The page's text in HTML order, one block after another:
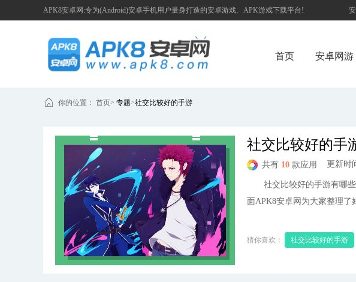
APK8安卓网:专为(Android)安卓手机用户量身打造的安卓游戏、APK游戏下载平台!
首页 安卓网游
你的位置： 首页> 专题>社交比较好的手游
社交比较好的手
共有 10 款应用 更新时
社交比较好的手游有哪些?
面APK8安卓网为大家整理
猜你喜欢： 社交比较好的手游